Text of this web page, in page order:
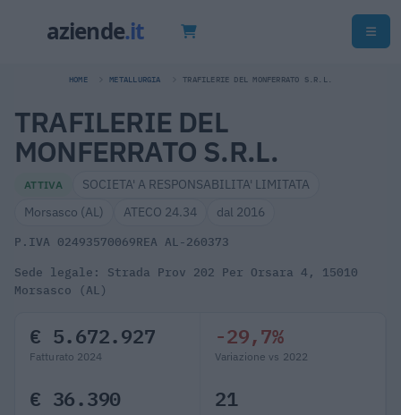
HOME METALLURGIA TRAFILERIE DEL MONFERRATO S.R.L.
TRAFILERIE DEL
MONFERRATO S.R.L.
ATTIVA
SOCIETA' A RESPONSABILITA' LIMITATA
Morsasco (AL)
ATECO 24.34 dal 2016
P.IVA 02493570069REA AL-260373
Sede legale: Strada Prov 202 Per Orsara 4, 15010
Morsasco (AL)
€ 5.672.927
Fatturato 2024
-29,7%
Variazione vs 2022
€ 36.390 21